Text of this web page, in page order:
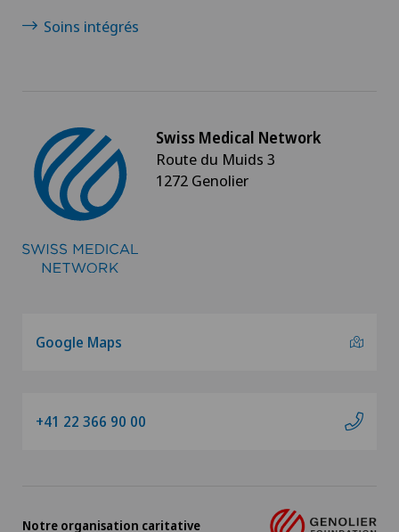
Soins intégrés
Swiss Medical Network
Route du Muids 3
1272 Genolier
Google Maps
+41 22 366 90 00
Notre organisation caritative